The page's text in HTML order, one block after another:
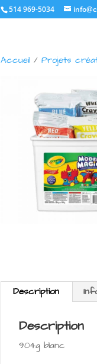
514 969-5034
Accueil/ Projets
Description
Description
904g blanc